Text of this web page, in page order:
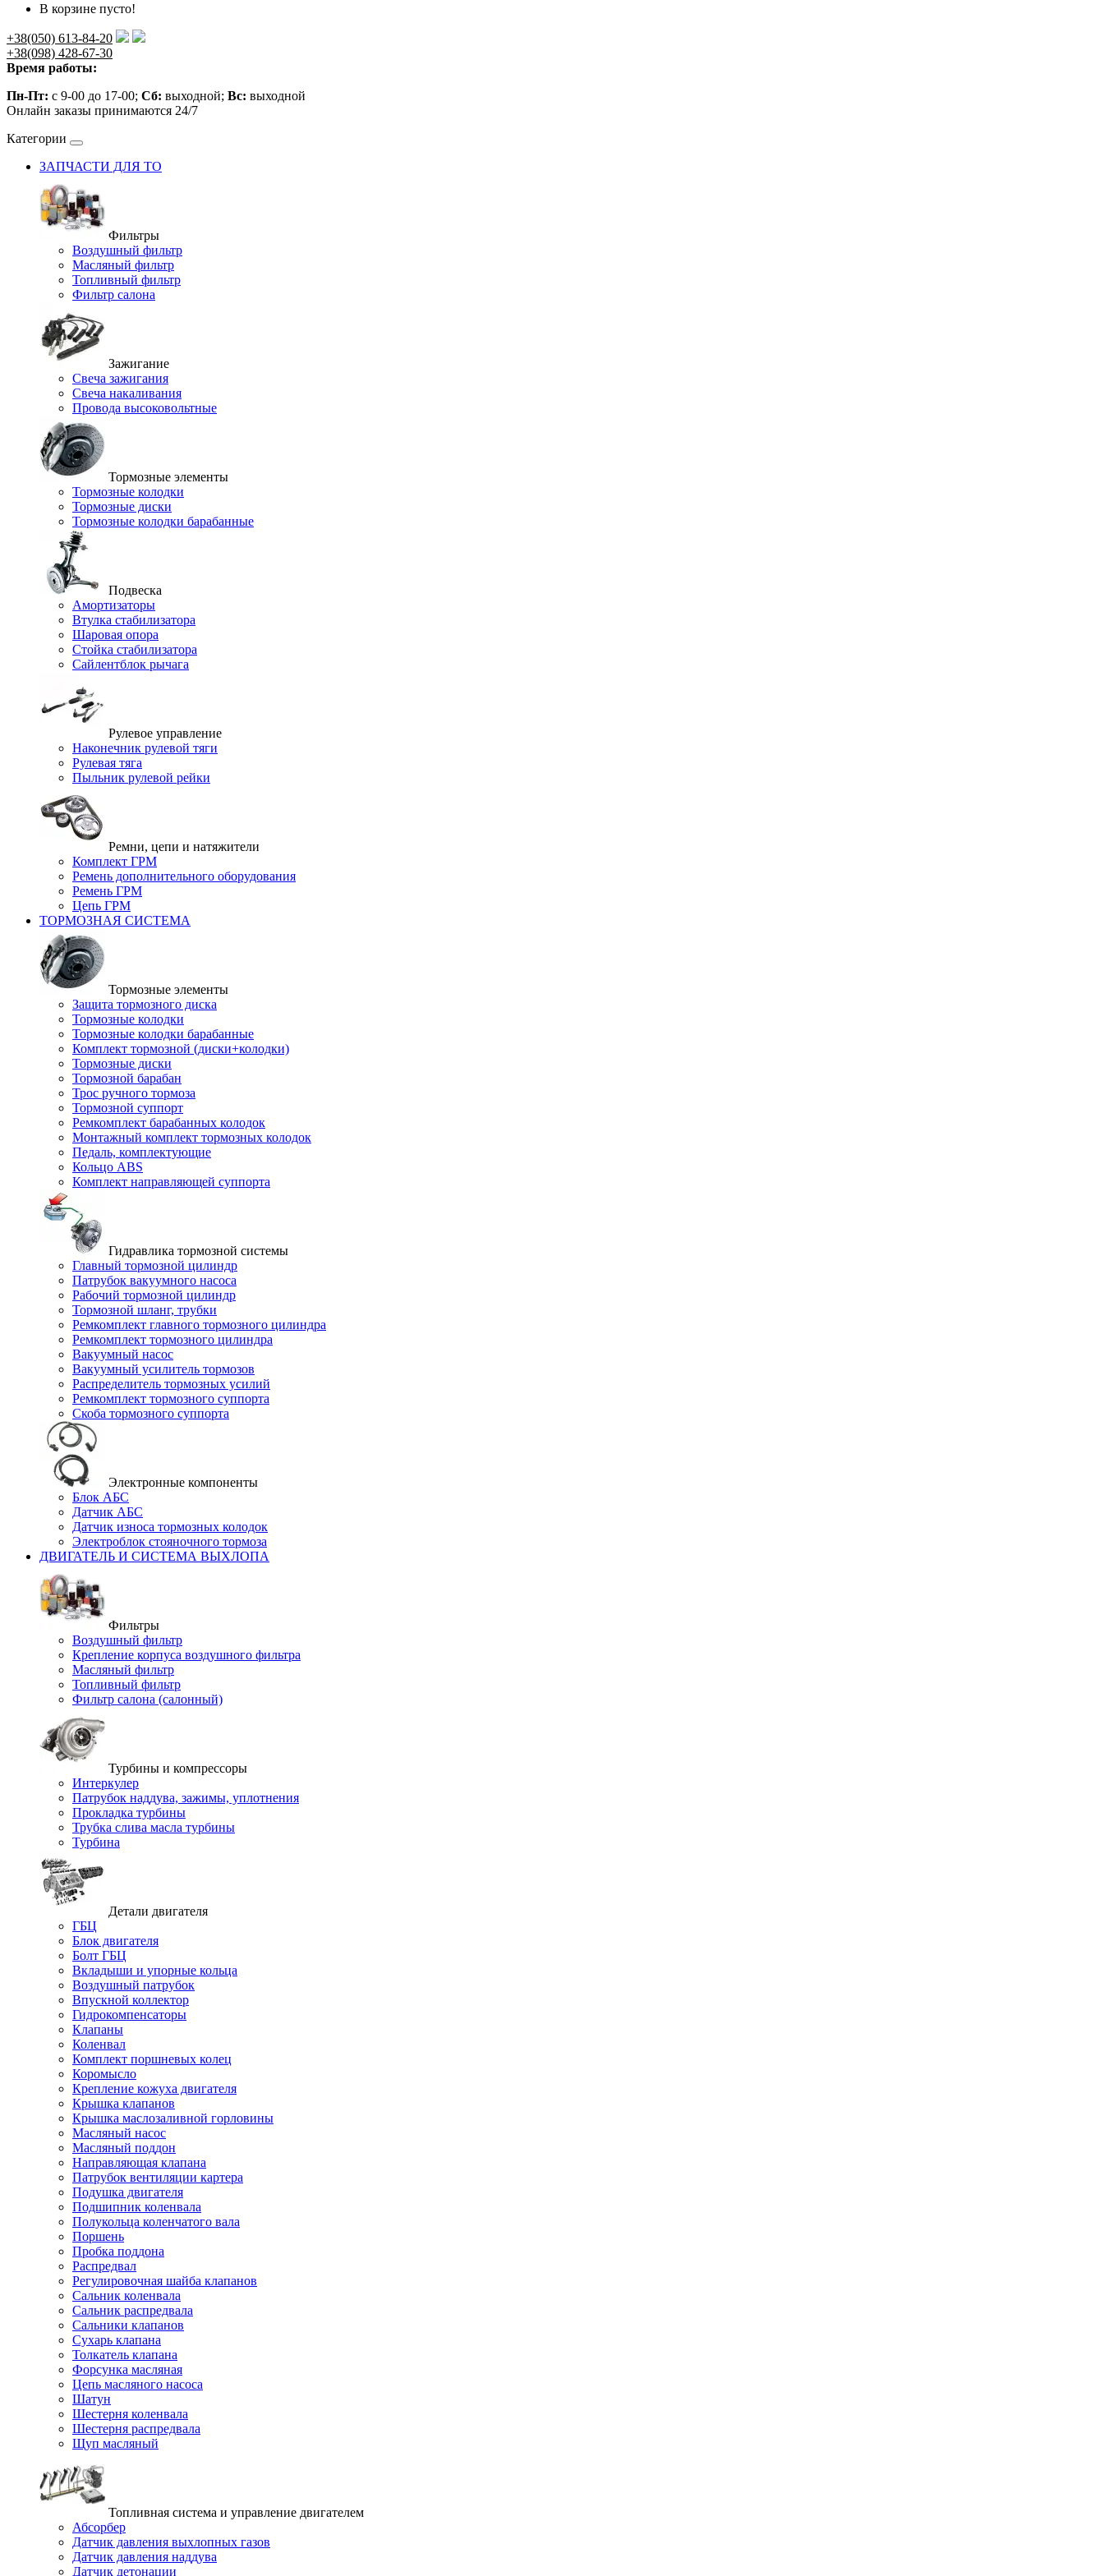
В корзине пусто!
+38(050) 613-84-20
+38(098) 428-67-30
Время работы:
Пн-Пт: с 9-00 до 17-00; Сб: выходной; Вс: выходной
Онлайн заказы принимаются 24/7
Категории
ЗАПЧАСТИ ДЛЯ ТО
Фильтры
Воздушный фильтр
Масляный фильтр
Топливный фильтр
Фильтр салона
Зажигание
Свеча зажигания
Свеча накаливания
Провода высоковольтные
Тормозные элементы
Тормозные колодки
Тормозные диски
Тормозные колодки барабанные
Подвеска
Амортизаторы
Втулка стабилизатора
Шаровая опора
Стойка стабилизатора
Сайлентблок рычага
Рулевое управление
Наконечник рулевой тяги
Рулевая тяга
Пыльник рулевой рейки
Ремни, цепи и натяжители
Комплект ГРМ
Ремень дополнительного оборудования
Ремень ГРМ
Цепь ГРМ
ТОРМОЗНАЯ СИСТЕМА
Тормозные элементы
Защита тормозного диска
Тормозные колодки
Тормозные колодки барабанные
Комплект тормозной (диски+колодки)
Тормозные диски
Тормозной барабан
Трос ручного тормоза
Тормозной суппорт
Ремкомплект барабанных колодок
Монтажный комплект тормозных колодок
Педаль, комплектующие
Кольцо ABS
Комплект направляющей суппорта
Гидравлика тормозной системы
Главный тормозной цилиндр
Патрубок вакуумного насоса
Рабочий тормозной цилиндр
Тормозной шланг, трубки
Ремкомплект главного тормозного цилиндра
Ремкомплект тормозного цилиндра
Вакуумный насос
Вакуумный усилитель тормозов
Распределитель тормозных усилий
Ремкомплект тормозного суппорта
Скоба тормозного суппорта
Электронные компоненты
Блок АБС
Датчик АБС
Датчик износа тормозных колодок
Электроблок стояночного тормоза
ДВИГАТЕЛЬ И СИСТЕМА ВЫХЛОПА
Фильтры
Воздушный фильтр
Крепление корпуса воздушного фильтра
Масляный фильтр
Топливный фильтр
Фильтр салона (салонный)
Турбины и компрессоры
Интеркулер
Патрубок наддува, зажимы, уплотнения
Прокладка турбины
Трубка слива масла турбины
Турбина
Детали двигателя
ГБЦ
Блок двигателя
Болт ГБЦ
Вкладыши и упорные кольца
Воздушный патрубок
Впускной коллектор
Гидрокомпенсаторы
Клапаны
Коленвал
Комплект поршневых колец
Коромысло
Крепление кожуха двигателя
Крышка клапанов
Крышка маслозаливной горловины
Масляный насос
Масляный поддон
Направляющая клапана
Патрубок вентиляции картера
Подушка двигателя
Подшипник коленвала
Полукольца коленчатого вала
Поршень
Пробка поддона
Распредвал
Регулировочная шайба клапанов
Сальник коленвала
Сальник распредвала
Сальники клапанов
Сухарь клапана
Толкатель клапана
Форсунка масляная
Цепь масляного насоса
Шатун
Шестерня коленвала
Шестерня распредвала
Щуп масляный
Топливная система и управление двигателем
Абсорбер
Датчик давления выхлопных газов
Датчик давления наддува
Датчик детонации